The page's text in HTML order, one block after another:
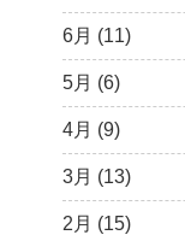
1月 (10)
2月 (8)
1月 (9)
3月 (6)
2月 (4)
1月 (6)
4月 (9)
3月 (13)
2月 (12)
1月 (13)
5月 (12)
4月 (8)
3月 (10)
2月 (8)
1月 (5)
6月 (11)
5月 (6)
4月 (9)
3月 (13)
2月 (15)